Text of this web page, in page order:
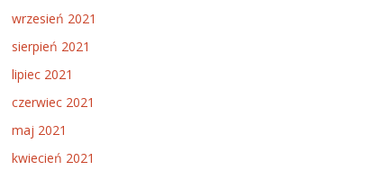
wrzesień 2021
sierpień 2021
lipiec 2021
czerwiec 2021
maj 2021
kwiecień 2021